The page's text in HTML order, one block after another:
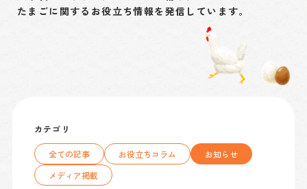
たまごに関するお役立ち情報を発信しています。
カテゴリ
全ての記事 お役立ちコラム
お知らせ
メディア掲載